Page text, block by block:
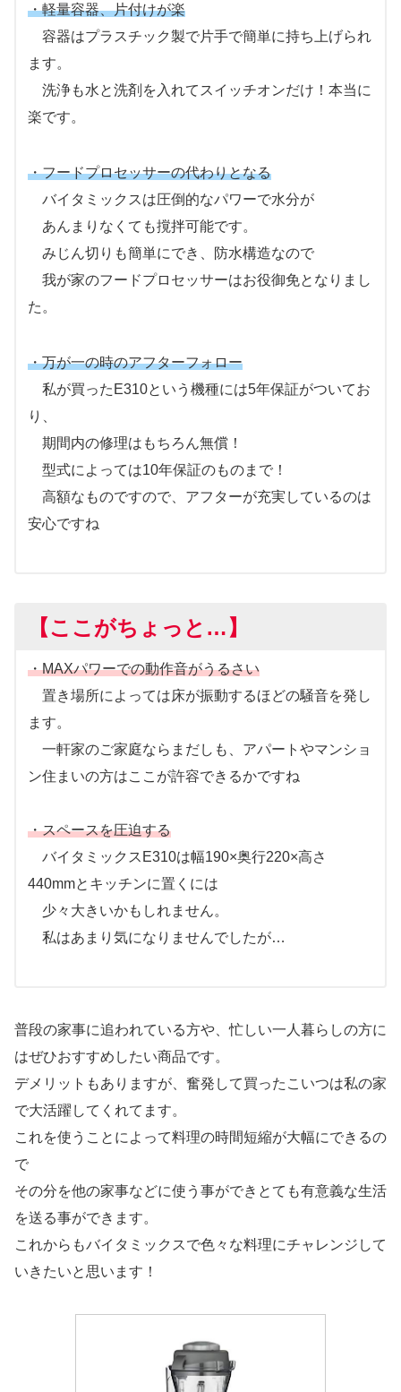
・軽量容器、片付けが楽
容器はプラスチック製で片手で簡単に持ち上げられ
ます。
洗浄も水と洗剤を入れてスイッチオンだけ！本当に
楽です。
・フードプロセッサーの代わりとなる
バイタミックスは圧倒的なパワーで水分が
あんまりなくても撹拌可能です。
みじん切りも簡単にでき、防水構造なので
我が家のフードプロセッサーはお役御免となりまし
た。
・万が一の時のアフターフォロー
私が買ったE310という機種には5年保証がついてお
り、
期間内の修理はもちろん無償！
型式によっては10年保証のものまで！
高額なものですので、アフターが充実しているのは
安心ですね
【ここがちょっと…】
・MAXパワーでの動作音がうるさい
置き場所によっては床が振動するほどの騒音を発し
ます。
一軒家のご家庭ならまだしも、アパートやマンショ
ン住まいの方はここが許容できるかですね
・スペースを圧迫する
バイタミックスE310は幅190×奥行220×高さ
440mmとキッチンに置くには
少々大きいかもしれません。
私はあまり気になりませんでしたが…
普段の家事に追われている方や、忙しい一人暮らしの方に
はぜひおすすめしたい商品です。
デメリットもありますが、奮発して買ったこいつは私の家
で大活躍してくれてます。
これを使うことによって料理の時間短縮が大幅にできるの
で
その分を他の家事などに使う事ができとても有意義な生活
を送る事ができます。
これからもバイタミックスで色々な料理にチャレンジして
いきたいと思います！